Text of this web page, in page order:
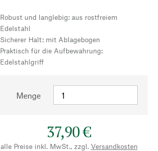
Robust und langlebig: aus rostfreiem
Edelstahl
Sicherer Halt: mit Ablagebogen
Praktisch für die Aufbewahrung:
Edelstahlgriff
Menge
37,90 €
alle Preise inkl. MwSt., zzgl. Versandkosten